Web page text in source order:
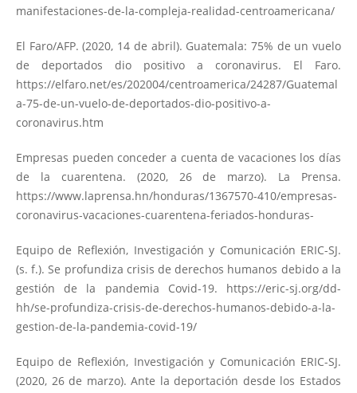
manifestaciones-de-la-compleja-realidad-centroamericana/
El Faro/AFP. (2020, 14 de abril). Guatemala: 75% de un vuelo
de deportados dio positivo a coronavirus. El Faro.
https://elfaro.net/es/202004/centroamerica/24287/Guatemal
a-75-de-un-vuelo-de-deportados-dio-positivo-a-
coronavirus.htm
Empresas pueden conceder a cuenta de vacaciones los días
de la cuarentena. (2020, 26 de marzo). La Prensa.
https://www.laprensa.hn/honduras/1367570-410/empresas-
coronavirus-vacaciones-cuarentena-feriados-honduras-
Equipo de Reflexión, Investigación y Comunicación ERIC-SJ.
(s. f.). Se profundiza crisis de derechos humanos debido a la
gestión de la pandemia Covid-19. https://eric-sj.org/dd-
hh/se-profundiza-crisis-de-derechos-humanos-debido-a-la-
gestion-de-la-pandemia-covid-19/
Equipo de Reflexión, Investigación y Comunicación ERIC-SJ.
(2020, 26 de marzo). Ante la deportación desde los Estados